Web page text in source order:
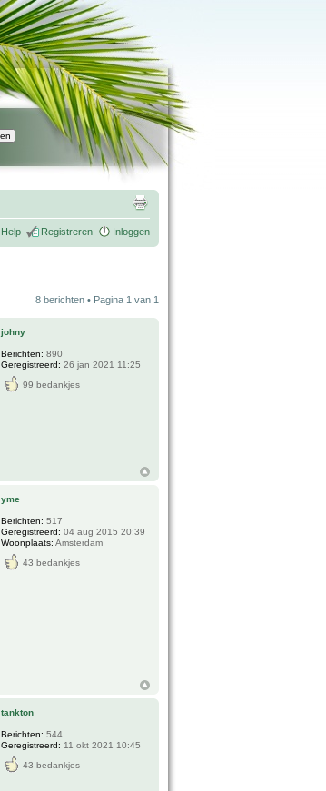
Help Registreren Inloggen
8 berichten • Pagina 1 van 1
johny
Berichten: 890
Geregistreerd: 26 jan 2021 11:25
99 bedankjes
yme
Berichten: 517
Geregistreerd: 04 aug 2015 20:39
Woonplaats: Amsterdam
43 bedankjes
tankton
Berichten: 544
Geregistreerd: 11 okt 2021 10:45
43 bedankjes